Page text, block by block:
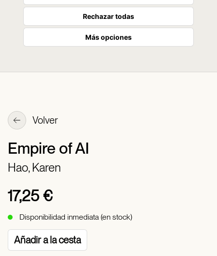
Rechazar todas
Más opciones
Volver
Empire of AI
Hao, Karen
17,25 €
Disponibilidad inmediata (en stock)
Añadir a la cesta